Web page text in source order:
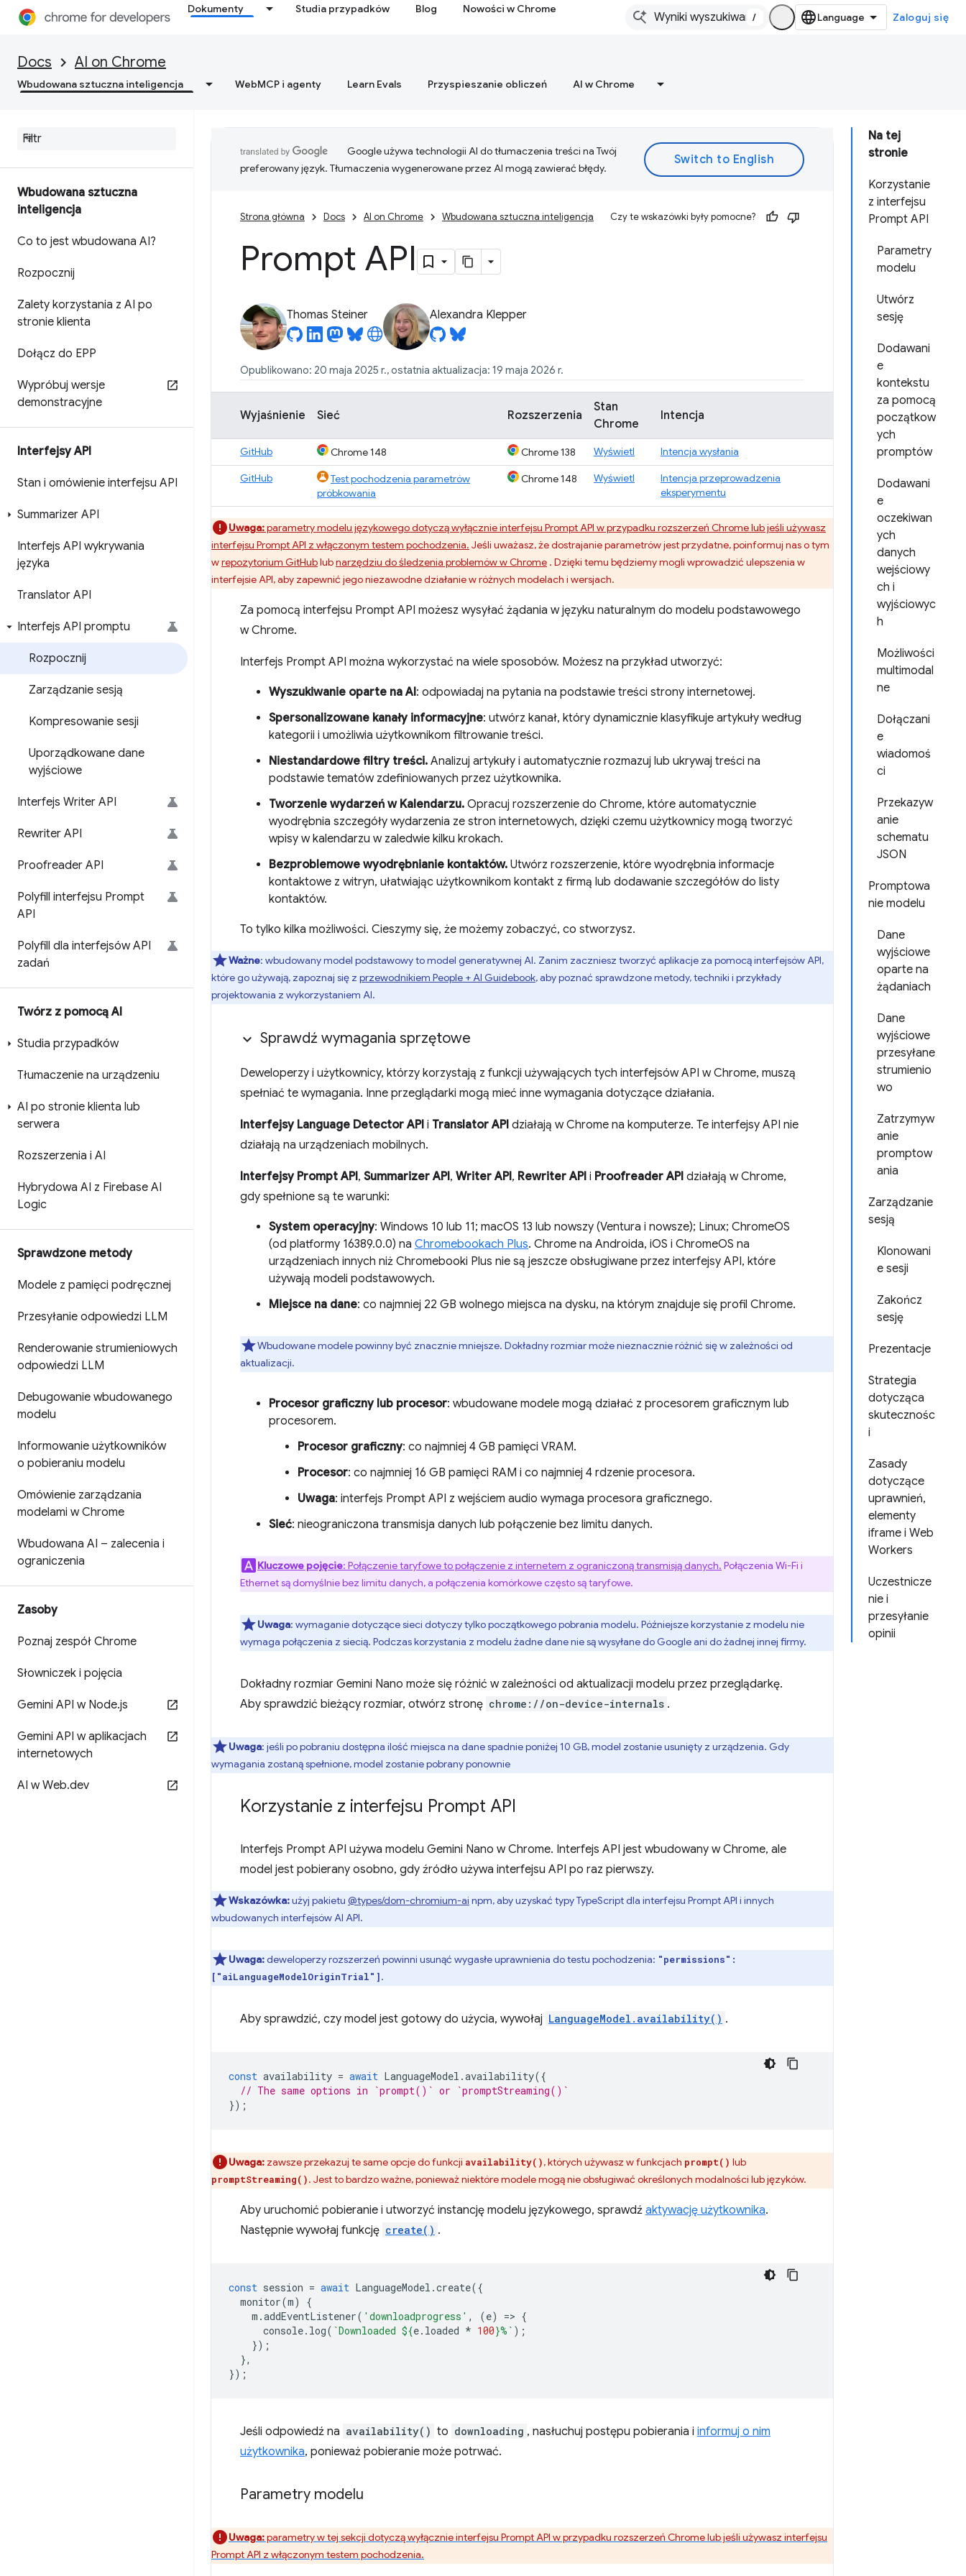
Dokumenty Studia przypadków Blog Nowości w Chrome
/ Zaloguj się
Docs AI on Chrome
Wbudowana sztuczna inteligencja WebMCP i agenty Learn Evals Przyspieszanie obliczeń AI w Chrome
Wbudowana sztuczna
inteligencja
Co to jest wbudowana AI?
Rozpocznij
Zalety korzystania z AI po
stronie klienta
Dołącz do EPP
Wypróbuj wersje
demonstracyjne
Interfejsy API
Stan i omówienie interfejsu API
Summarizer API
Interfejs API wykrywania
języka
Translator API
Interfejs API promptu
Rozpocznij
Zarządzanie sesją
Kompresowanie sesji
Uporządkowane dane
wyjściowe
Interfejs Writer API
Rewriter API
Proofreader API
Polyfill interfejsu Prompt
API
Polyfill dla interfejsów API
zadań
Twórz z pomocą AI
Studia przypadków
Tłumaczenie na urządzeniu
AI po stronie klienta lub
serwera
Rozszerzenia i AI
Hybrydowa AI z Firebase AI
Logic
Sprawdzone metody
Modele z pamięci podręcznej
Przesyłanie odpowiedzi LLM
Renderowanie strumieniowych
odpowiedzi LLM
Debugowanie wbudowanego
modelu
Informowanie użytkowników
o pobieraniu modelu
Omówienie zarządzania
modelami w Chrome
Wbudowana AI – zalecenia i
ograniczenia
Zasoby
Poznaj zespół Chrome
Słowniczek i pojęcia
Gemini API w Node.js
Gemini API w aplikacjach
internetowych
AI w Web.dev
Na tej
stronie
Korzystanie
z interfejsu
Prompt API
Parametry
modelu
Utwórz
sesję
Dodawani
e
kontekstu
za pomocą
początkow
ych
promptów
Dodawani
e
oczekiwan
ych
danych
wejściowy
ch i
wyjściowyc
h
Możliwości
multimodal
ne
Dołączani
e
wiadomoś
ci
Przekazyw
anie
schematu
JSON
Promptowa
nie modelu
Dane
wyjściowe
oparte na
żądaniach
Dane
wyjściowe
przesyłane
strumienio
wo
Zatrzymyw
anie
promptow
ania
Zarządzanie
sesją
Klonowani
e sesji
Zakończ
sesję
Prezentacje
Strategia
dotycząca
skutecznośc
i
Zasady
dotyczące
uprawnień,
elementy
iframe i Web
Workers
Uczestnicze
nie i
przesyłanie
opinii
Google używa technologii AI do tłumaczenia treści na Twój
preferowany język. Tłumaczenia wygenerowane przez AI mogą zawierać błędy.
Strona główna Docs AI on Chrome Wbudowana sztuczna inteligencja Czy te wskazówki były pomocne?
Prompt API
Thomas Steiner Alexandra Klepper
Opublikowano: 20 maja 2025 r., ostatnia aktualizacja: 19 maja 2026 r.
Wyjaśnienie Sieć Rozszerzenia
Stan
Chrome
Intencja
GitHub Chrome 148 Chrome 138 Wyświetl Intencja wysłania
GitHub
Test pochodzenia parametrów
próbkowania
Chrome 148 Wyświetl
Intencja przeprowadzenia
eksperymentu
Uwaga:parametry modelu językowego dotyczą wyłącznie interfejsu Prompt API w przypadku rozszerzeń Chrome lub jeśli używasz
interfejsu Prompt API z włączonym testem pochodzenia. Jeśli uważasz, że dostrajanie parametrów jest przydatne, poinformuj nas o tym
wrepozytorium GitHublubnarzędziu do śledzenia problemów w Chrome . Dzięki temu będziemy mogli wprowadzić ulepszenia w
interfejsie API, aby zapewnić jego niezawodne działanie w różnych modelach i wersjach.
Za pomocą interfejsu Prompt API możesz wysyłać żądania w języku naturalnym do modelu podstawowego
w Chrome.
Interfejs Prompt API można wykorzystać na wiele sposobów. Możesz na przykład utworzyć:
Wyszukiwanie oparte na AI: odpowiadaj na pytania na podstawie treści strony internetowej.
Spersonalizowane kanały informacyjne: utwórz kanał, który dynamicznie klasyfikuje artykuły według
kategorii i umożliwia użytkownikom filtrowanie treści.
Niestandardowe filtry treści. Analizuj artykuły i automatycznie rozmazuj lub ukrywaj treści na
podstawie tematów zdefiniowanych przez użytkownika.
Tworzenie wydarzeń w Kalendarzu. Opracuj rozszerzenie do Chrome, które automatycznie
wyodrębnia szczegóły wydarzenia ze stron internetowych, dzięki czemu użytkownicy mogą tworzyć
wpisy w kalendarzu w zaledwie kilku krokach.
Bezproblemowe wyodrębnianie kontaktów. Utwórz rozszerzenie, które wyodrębnia informacje
kontaktowe z witryn, ułatwiając użytkownikom kontakt z firmą lub dodawanie szczegółów do listy
kontaktów.
To tylko kilka możliwości. Cieszymy się, że możemy zobaczyć, co stworzysz.
Ważne: wbudowany model podstawowy to model generatywnej AI. Zanim zaczniesz tworzyć aplikacje za pomocą interfejsów API,
które go używają, zapoznaj się z przewodnikiem People + AI Guidebook, aby poznać sprawdzone metody, techniki i przykłady
projektowania z wykorzystaniem AI.
Sprawdź wymagania sprzętowe
Deweloperzy i użytkownicy, którzy korzystają z funkcji używających tych interfejsów API w Chrome, muszą
spełniać te wymagania. Inne przeglądarki mogą mieć inne wymagania dotyczące działania.
Interfejsy Language Detector API i Translator API działają w Chrome na komputerze. Te interfejsy API nie
działają na urządzeniach mobilnych.
Interfejsy Prompt API, Summarizer API, Writer API, Rewriter API i Proofreader API działają w Chrome,
gdy spełnione są te warunki:
System operacyjny: Windows 10 lub 11; macOS 13 lub nowszy (Ventura i nowsze); Linux; ChromeOS
(od platformy 16389.0.0) na Chromebookach Plus. Chrome na Androida, iOS i ChromeOS na
urządzeniach innych niż Chromebooki Plus nie są jeszcze obsługiwane przez interfejsy API, które
używają modeli podstawowych.
Miejsce na dane: co najmniej 22 GB wolnego miejsca na dysku, na którym znajduje się profil Chrome.
Wbudowane modele powinny być znacznie mniejsze. Dokładny rozmiar może nieznacznie różnić się w zależności od
aktualizacji.
Procesor graficzny lub procesor: wbudowane modele mogą działać z procesorem graficznym lub
procesorem.
Procesor graficzny: co najmniej 4 GB pamięci VRAM.
Procesor: co najmniej 16 GB pamięci RAM i co najmniej 4 rdzenie procesora.
Uwaga: interfejs Prompt API z wejściem audio wymaga procesora graficznego.
Sieć: nieograniczona transmisja danych lub połączenie bez limitu danych.
Kluczowe pojęcie: Połączenie taryfowe to połączenie z internetem z ograniczoną transmisją danych. Połączenia Wi-Fi i
Ethernet są domyślnie bez limitu danych, a połączenia komórkowe często są taryfowe.
Uwaga: wymaganie dotyczące sieci dotyczy tylko początkowego pobrania modelu. Późniejsze korzystanie z modelu nie
wymaga połączenia z siecią. Podczas korzystania z modelu żadne dane nie są wysyłane do Google ani do żadnej innej firmy.
Dokładny rozmiar Gemini Nano może się różnić w zależności od aktualizacji modelu przez przeglądarkę.
Aby sprawdzić bieżący rozmiar, otwórz stronę chrome://on-device-internals .
Uwaga: jeśli po pobraniu dostępna ilość miejsca na dane spadnie poniżej 10 GB, model zostanie usunięty z urządzenia. Gdy
wymagania zostaną spełnione, model zostanie pobrany ponownie
Korzystanie z interfejsu Prompt API
Interfejs Prompt API używa modelu Gemini Nano w Chrome. Interfejs API jest wbudowany w Chrome, ale
model jest pobierany osobno, gdy źródło używa interfejsu API po raz pierwszy.
Wskazówka:użyj pakietu @types/dom-chromium-ai npm, aby uzyskać typy TypeScript dla interfejsu Prompt API i innych
wbudowanych interfejsów AI API.
Uwaga:deweloperzy rozszerzeń powinni usunąć wygasłe uprawnienia do testu pochodzenia: "permissions":
["aiLanguageModelOriginTrial"].
Aby sprawdzić, czy model jest gotowy do użycia, wywołaj LanguageModel.availability() .
const availability = await LanguageModel .availability({
// The same options in `prompt()` or `promptStreaming()`
});
Uwaga: zawsze przekazuj te same opcje do funkcji availability(), których używasz w funkcjach prompt() lub
promptStreaming(). Jest to bardzo ważne, ponieważ niektóre modele mogą nie obsługiwać określonych modalności lub języków.
Aby uruchomić pobieranie i utworzyć instancję modelu językowego, sprawdź aktywację użytkownika.
Następnie wywołaj funkcję create() .
const session = await LanguageModel .create({
monitor(m)
{
m .addEventListener( 'downloadprogress' , (e) => {
console. log( `Downloaded ${e. loaded * 100}%` );
});
},
});
Jeśli odpowiedź na availability() to downloading , nasłuchuj postępu pobierania i informuj o nim
użytkownika, ponieważ pobieranie może potrwać.
Parametry modelu
Uwaga:parametry w tej sekcji dotyczą wyłącznie interfejsu Prompt API w przypadku rozszerzeń Chrome lub jeśli używasz interfejsu
Prompt API z włączonym testem pochodzenia.